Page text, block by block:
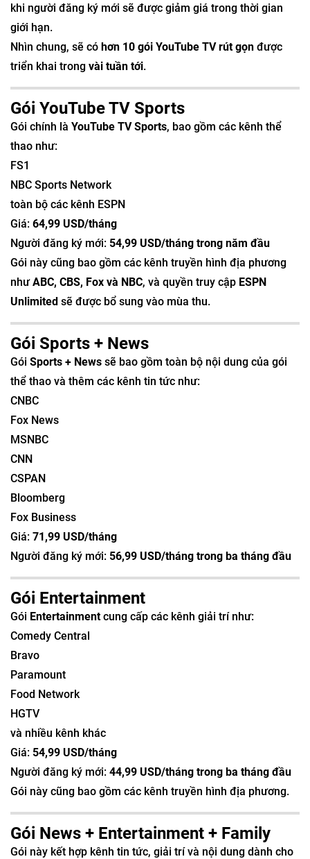
khi người đăng ký mới sẽ được giảm giá trong thời gian
giới hạn.
Nhìn chung, sẽ có hơn 10 gói YouTube TV rút gọn được
triển khai trong vài tuần tới.
Gói YouTube TV Sports
Gói chính là YouTube TV Sports, bao gồm các kênh thể
thao như:
FS1
NBC Sports Network
toàn bộ các kênh ESPN
Giá: 64,99 USD/tháng
Người đăng ký mới: 54,99 USD/tháng trong năm đầu
Gói này cũng bao gồm các kênh truyền hình địa phương
nhưABC, CBS, Fox và NBC, và quyền truy cập ESPN
Unlimited sẽ được bổ sung vào mùa thu.
Gói Sports + News
Gói Sports + News sẽ bao gồm toàn bộ nội dung của gói
thể thao và thêm các kênh tin tức như:
CNBC
Fox News
MSNBC
CNN
CSPAN
Bloomberg
Fox Business
Giá: 71,99 USD/tháng
Người đăng ký mới: 56,99 USD/tháng trong ba tháng đầu
Gói Entertainment
Gói Entertainmentcung cấp các kênh giải trí như:
Comedy Central
Bravo
Paramount
Food Network
HGTV
và nhiều kênh khác
Giá: 54,99 USD/tháng
Người đăng ký mới: 44,99 USD/tháng trong ba tháng đầu
Gói này cũng bao gồm các kênh truyền hình địa phương.
Gói News + Entertainment + Family
Gói này kết hợp kênh tin tức, giải trí và nội dung dành cho